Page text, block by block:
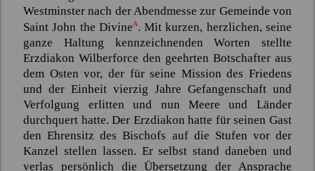
Westminster nach der Abendmesse zur Gemeinde von
Saint John the DivineA. Mit kurzen, herzlichen, seine
ganze Haltung kennzeichnenden Worten stellte
Erzdiakon Wilberforce den geehrten Botschafter aus
dem Osten vor, der für seine Mission des Friedens
und der Einheit vierzig Jahre Gefangenschaft und
Verfolgung erlitten und nun Meere und Länder
durchquert hatte. Der Erzdiakon hatte für seinen Gast
den Ehrensitz des Bischofs auf die Stufen vor der
Kanzel stellen lassen. Er selbst stand daneben und
verlas persönlich die Übersetzung der Ansprache